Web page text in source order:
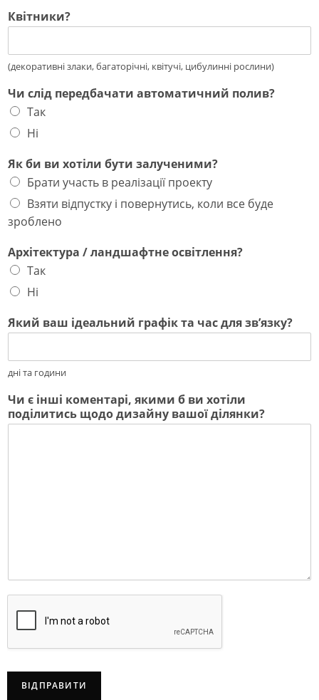
Квітники?
(декоративні злаки, багаторічні, квітучі, цибулинні рослини)
Чи слід передбачати автоматичний полив?
Так
Ні
Як би ви хотіли бути залученими?
Брати участь в реалізації проекту
Взяти відпустку і повернутись, коли все буде
зроблено
Архітектура / ландшафтне освітлення?
Так
Ні
Який ваш ідеальний графік та час для звʼязку?
дні та години
Чи є інші коментарі, якими б ви хотіли
поділитись щодо дизайну вашої ділянки?
ВІДПРАВИТИ